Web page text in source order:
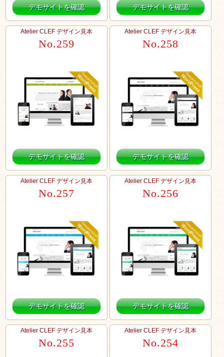
デモサイトを確認 デモサイトを確認
Atelier CLEF デザイン見本
No.259
デモサイトを確認
Atelier CLEF デザイン見本
No.258
デモサイトを確認
Atelier CLEF デザイン見本
No.257
デモサイトを確認
Atelier CLEF デザイン見本
No.256
デモサイトを確認
Atelier CLEF デザイン見本
No.255
Atelier CLEF デザイン見本
No.254